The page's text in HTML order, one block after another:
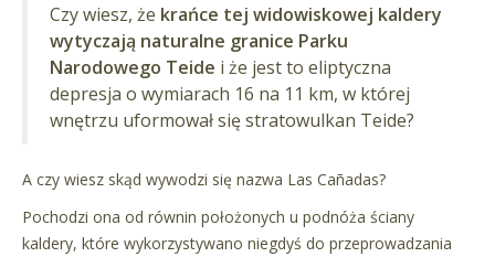
Czy wiesz, że krańce tej widowiskowej kaldery
wytyczają naturalne granice Parku
Narodowego Teide i że jest to eliptyczna
depresja o wymiarach 16 na 11 km, w której
wnętrzu uformował się stratowulkan Teide?
A czy wiesz skąd wywodzi się nazwa Las Cañadas?
Pochodzi ona od równin położonych u podnóża ściany
kaldery, które wykorzystywano niegdyś do przeprowadzania